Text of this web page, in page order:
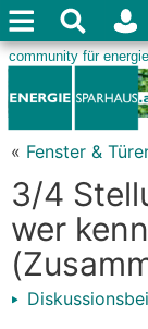
« Fenster &
3/4
wer